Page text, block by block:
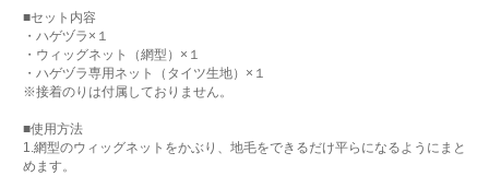
■セット内容
・ハゲヅラ×１
・ウィッグネット（網型）×１
・ハゲヅラ専用ネット（タイツ生地）×１
※接着のりは付属しておりません。
■使用方法
1.網型のウィッグネットをかぶり、地毛をできるだけ平らになるようにまと
めます。